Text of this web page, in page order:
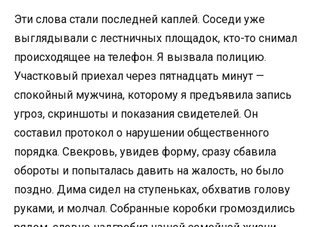
Эти слова стали последней каплей. Соседи уже
выглядывали с лестничных площадок, кто-то снимал
происходящее на телефон. Я вызвала полицию.
Участковый приехал через пятнадцать минут —
спокойный мужчина, которому я предъявила запись
угроз, скриншоты и показания свидетелей. Он
составил протокол о нарушении общественного
порядка. Свекровь, увидев форму, сразу сбавила
обороты и попыталась давить на жалость, но было
поздно. Дима сидел на ступеньках, обхватив голову
руками, и молчал. Собранные коробки громоздились